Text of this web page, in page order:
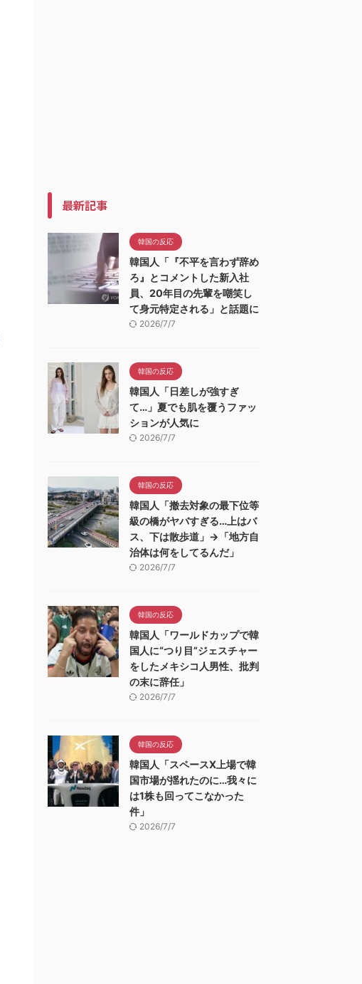
最新記事
韓国の反応
韓国人「『不平を言わず辞め
ろ』とコメントした新入社
員、20年目の先輩を嘲笑し
て身元特定される」と話題に
2026/7/7
韓国の反応
韓国人「日差しが強すぎ
て…」夏でも肌を覆うファッ
ションが人気に
2026/7/7
韓国の反応
韓国人「撤去対象の最下位等
級の橋がヤバすぎる…上はバ
ス、下は散歩道」→「地方自
治体は何をしてるんだ」
2026/7/7
韓国の反応
韓国人「ワールドカップで韓
国人に“つり目”ジェスチャー
をしたメキシコ人男性、批判
の末に辞任」
2026/7/7
韓国の反応
韓国人「スペースX上場で韓
国市場が揺れたのに…我々に
は1株も回ってこなかった
件」
2026/7/7